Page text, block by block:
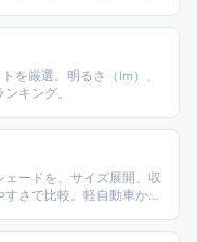
(ハード/革)・素材・価格
を厳選。明るさ（lm）、
キング。
ードを、サイズ展開、収
さで比較。軽自動車から